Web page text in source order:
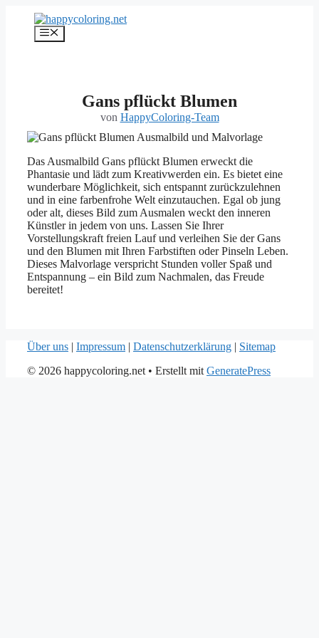
springen
Menü
Gans pflückt Blumen
von HappyColoring-Team
Das Ausmalbild Gans pflückt Blumen erweckt die
Phantasie und lädt zum Kreativwerden ein. Es bietet eine
wunderbare Möglichkeit, sich entspannt zurückzulehnen
und in eine farbenfrohe Welt einzutauchen. Egal ob jung
oder alt, dieses Bild zum Ausmalen weckt den inneren
Künstler in jedem von uns. Lassen Sie Ihrer
Vorstellungskraft freien Lauf und verleihen Sie der Gans
und den Blumen mit Ihren Farbstiften oder Pinseln Leben.
Dieses Malvorlage verspricht Stunden voller Spaß und
Entspannung – ein Bild zum Nachmalen, das Freude
bereitet!
Über uns | Impressum | Datenschutzerklärung | Sitemap
© 2026 happycoloring.net • Erstellt mit GeneratePress